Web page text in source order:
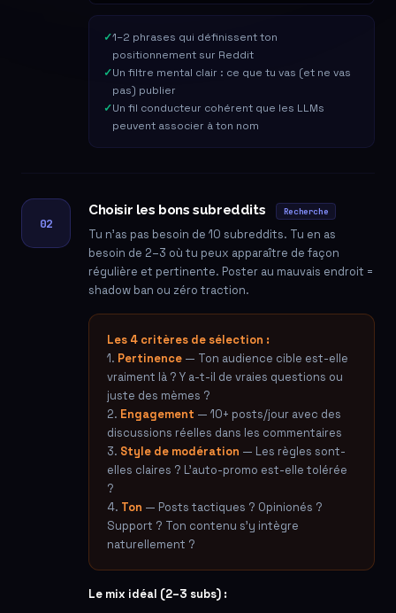
1–2 phrases qui définissent ton
positionnement sur Reddit
Un filtre mental clair : ce que tu vas (et ne vas
pas) publier
Un fil conducteur cohérent que les LLMs
peuvent associer à ton nom
02
Choisir les bons subreddits Recherche
Tu n'as pas besoin de 10 subreddits. Tu en as
besoin de 2–3 où tu peux apparaître de façon
régulière et pertinente. Poster au mauvais endroit =
shadow ban ou zéro traction.
Les 4 critères de sélection :
1. Pertinence — Ton audience cible est-elle
vraiment là ? Y a-t-il de vraies questions ou
juste des mèmes ?
2. Engagement — 10+ posts/jour avec des
discussions réelles dans les commentaires
3. Style de modération — Les règles sont-
elles claires ? L'auto-promo est-elle tolérée
?
4. Ton — Posts tactiques ? Opinionés ?
Support ? Ton contenu s'y intègre
naturellement ?
Le mix idéal (2–3 subs) :